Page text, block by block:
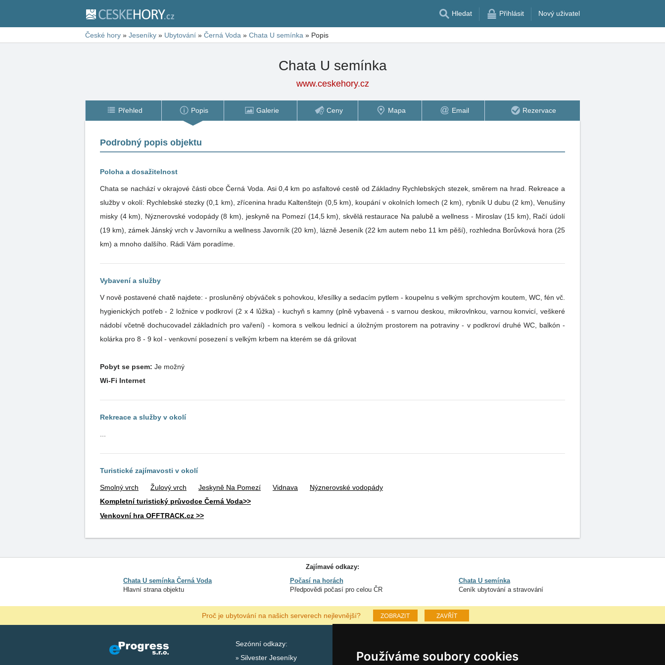
Používáme soubory cookies
Hledat Přihlásit Nový uživatel
České hory » Jeseníky » Ubytování » Černá Voda » Chata U semínka » Popis
Chata U semínka
www.ceskehory.cz
Přehled Popis Galerie Ceny Mapa Email Rezervace
Podrobný popis objektu
Poloha a dosažitelnost
Chata se nachází v okrajové části obce Černá Voda. Asi 0,4 km po asfaltové cestě od Základny Rychlebských stezek, směrem na hrad. Rekreace a
služby v okolí: Rychlebské stezky (0,1 km), zřícenina hradu Kaltenštejn (0,5 km), koupání v okolních lomech (2 km), rybník U dubu (2 km), Venušiny
misky (4 km), Nýznerovské vodopády (8 km), jeskyně na Pomezí (14,5 km), skvělá restaurace Na palubě a wellness - Miroslav (15 km), Račí údolí
(19 km), zámek Jánský vrch v Javorníku a wellness Javorník (20 km), lázně Jeseník (22 km autem nebo 11 km pěší), rozhledna Borůvková hora (25
km) a mnoho dalšího. Rádi Vám poradíme.
Vybavení a služby
V nově postavené chatě najdete: - prosluněný obýváček s pohovkou, křesílky a sedacím pytlem - koupelnu s velkým sprchovým koutem, WC, fén vč.
hygienických potřeb - 2 ložnice v podkroví (2 x 4 lůžka) - kuchyň s kamny (plně vybavená - s varnou deskou, mikrovlnkou, varnou konvicí, veškeré
nádobí včetně dochucovadel základních pro vaření) - komora s velkou lednicí a úložným prostorem na potraviny - v podkroví druhé WC, balkón -
kolárka pro 8 - 9 kol - venkovní posezení s velkým krbem na kterém se dá grilovat
Pobyt se psem: Je možný
Wi-Fi Internet
Rekreace a služby v okolí
Turistické zajímavosti v okolí
Smolný vrch Žulový vrch Jeskyně Na Pomezí Vidnava
Nýznerovské vodopády
Kompletní turistický průvodce Černá Voda>>
Venkovní hra OFFTRACK.cz >>
Zajímavé odkazy:
Chata U semínka Černá Voda
Hlavní strana objektu
Počasí na horách
Předpovědi počasí pro celou ČR
Chata U semínka
Ceník ubytování a stravování
Proč je ubytování na našich serverech nejlevnější? ZOBRAZIT ZAVŘÍT
Sezónní odkazy:
Silvester Jeseníky
Lastminute Jeseníky
Cookies